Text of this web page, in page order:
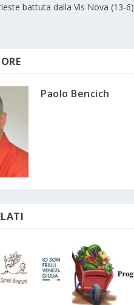
battuta dalla Vis Nova (13-6)
Paolo Bencich